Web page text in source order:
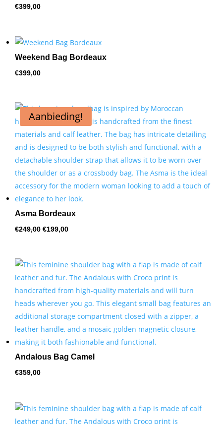
€399,00
Weekend Bag Bordeaux
€399,00
Aanbieding!
Asma Bordeaux
€249,00 prijs
€199,00prijs
Andalous Bag Camel
€359,00